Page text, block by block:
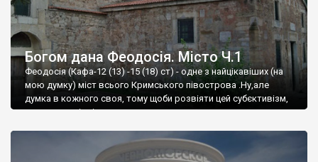
Богом дана Феодосія. Місто Ч.1
Феодосія (Кафа-12 (13) -15 (18) ст) - одне з найцікавіших (на
мою думку) міст всього Кримського півострова .Ну,але
думка в кожного своя, тому щоби розвіяти цей субєктивізм,
запрошую відвідати це